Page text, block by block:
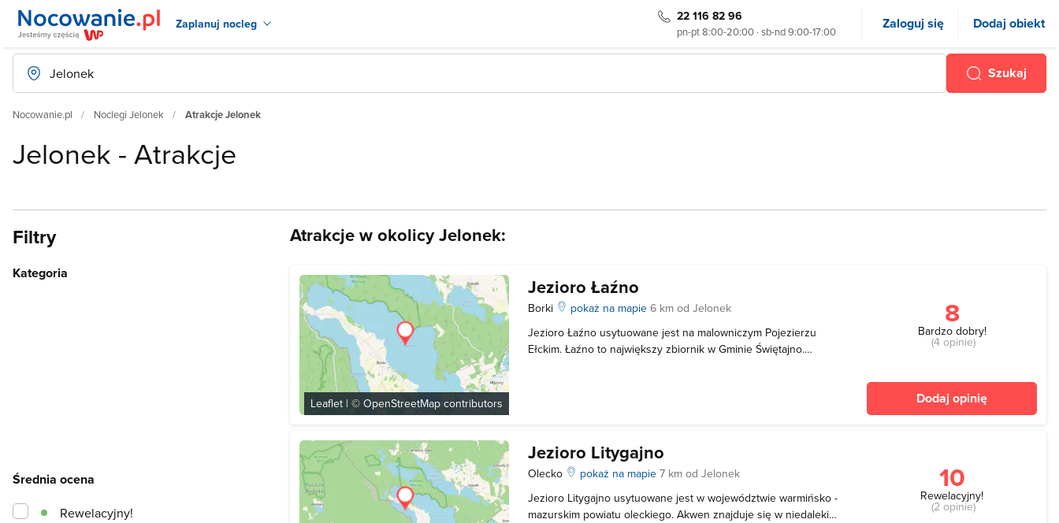
Zaplanuj nocleg 22 116 82 96
pn-pt 8:00-20:00 · sb-nd 9:00-17:00 Zaloguj się Dodaj obiekt
Szukaj
Nocowanie.pl Noclegi Jelonek Atrakcje Jelonek
Jelonek - Atrakcje
Atrakcje w okolicy Jelonek:
Leaflet | ©OpenStreetMap contributors
Jezioro Łaźno
Borki pokaż na mapie6 km od Jelonek
Jezioro Łaźno usytuowane jest na malowniczym Pojezierzu
Ełckim. Łaźno to największy zbiornik w Gminie Świętajno.
8
Bardzo dobry!
(4 opinie)
Dodaj opinię
Jezioro Litygajno
Olecko pokaż na mapie7 km od Jelonek
Jezioro Litygajno usytuowane jest w województwie warmińsko -
mazurskim powiatu oleckiego. Akwen znajduje się w niedalekiej
10
Rewelacyjny!
(2 opinie)
Filtry
Kategoria
Średnia ocena
Rewelacyjny!